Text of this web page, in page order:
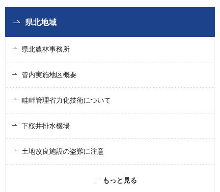
県北地域
県北農林事務所
管内実施地区概要
畦畔管理省力化技術について
下桜井排水機場
土地改良施設の盗難に注意
もっと見る